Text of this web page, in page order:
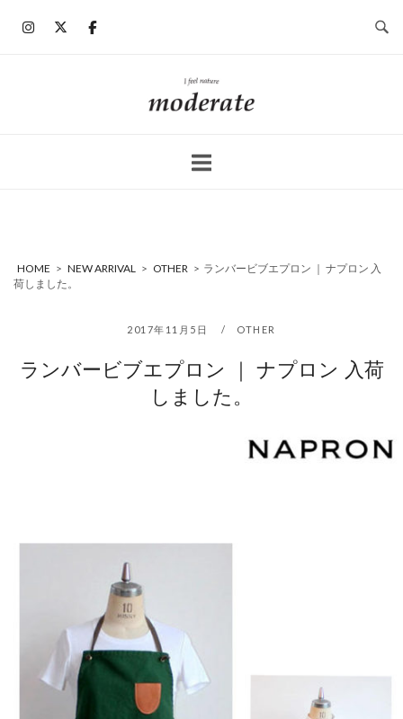
ホ
ー
HOME > NEW ARRIVAL > OTHER > ランバービブエプロン ｜ ナプロン 入
荷しました。
2017年11月5日 OTHER
ランバービブエプロン ｜ ナプロン 入荷
しました。